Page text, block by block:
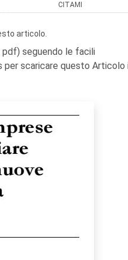
CITAMI
articolo.
seguendo le facili
per scaricare questo Articolo